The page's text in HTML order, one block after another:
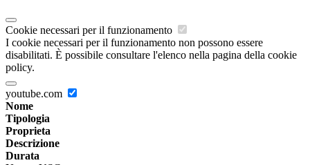
Cookie necessari per il funzionamento
I cookie necessari per il funzionamento non possono essere
disabilitati. È possibile consultare l'elenco nella pagina della cookie
policy.
youtube.com
Nome
Tipologia
Proprieta
Descrizione
Durata